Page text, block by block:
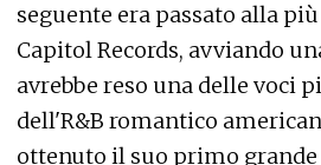
seguente era passato alla
Capitol Records, avviando
avrebbe reso una delle voci
dell'R&B romantico
ottenuto il suo primo grande